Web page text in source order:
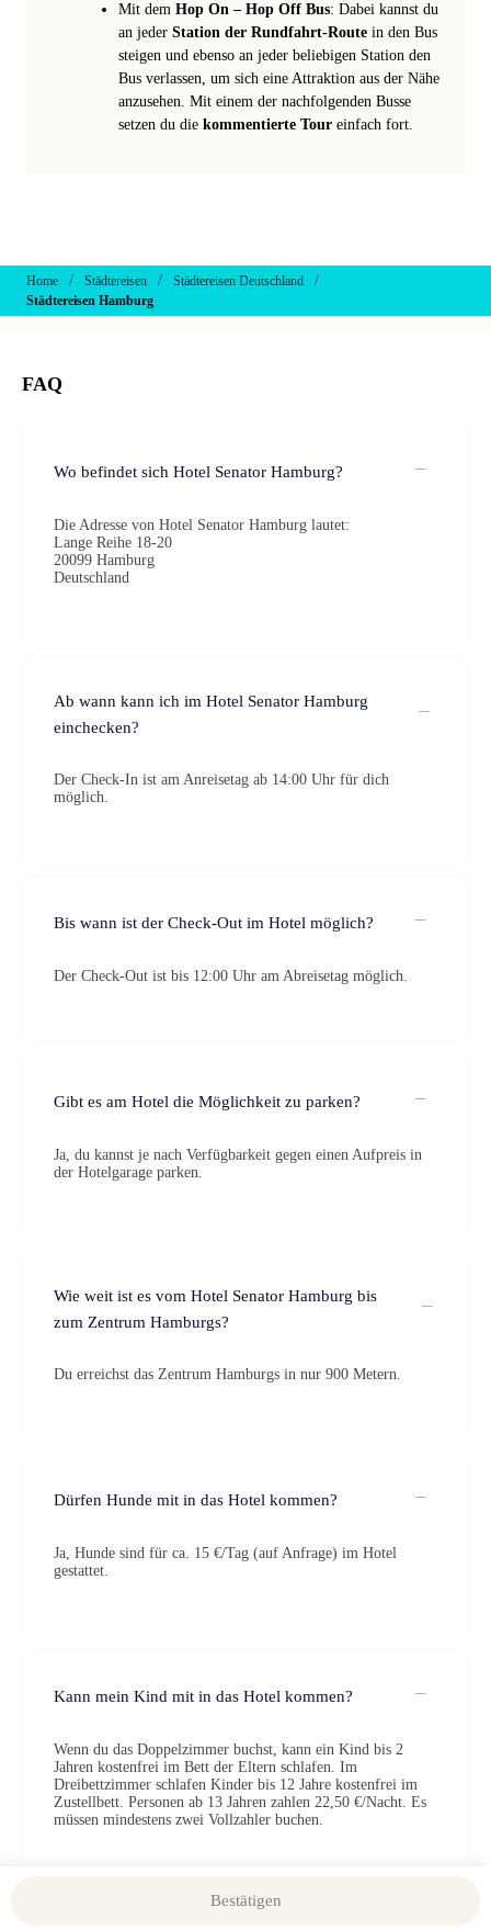
Bestätigen
Mit dem Hop On – Hop Off Bus: Dabei kannst du
an jeder Station der Rundfahrt-Route in den Bus
steigen und ebenso an jeder beliebigen Station den
Bus verlassen, um sich eine Attraktion aus der Nähe
anzusehen. Mit einem der nachfolgenden Busse
setzen du die kommentierte Tour einfach fort.
Home / Städtereisen / Städtereisen Deutschland /
Städtereisen Hamburg
FAQ
Wo befindet sich Hotel Senator Hamburg?
Die Adresse von Hotel Senator Hamburg lautet:
Lange Reihe 18-20
20099 Hamburg
Deutschland
Ab wann kann ich im Hotel Senator Hamburg
einchecken?
Der Check-In ist am Anreisetag ab 14:00 Uhr für dich
möglich.
Bis wann ist der Check-Out im Hotel möglich?
Der Check-Out ist bis 12:00 Uhr am Abreisetag möglich.
Gibt es am Hotel die Möglichkeit zu parken?
Ja, du kannst je nach Verfügbarkeit gegen einen Aufpreis in
der Hotelgarage parken.
Wie weit ist es vom Hotel Senator Hamburg bis
zum Zentrum Hamburgs?
Du erreichst das Zentrum Hamburgs in nur 900 Metern.
Dürfen Hunde mit in das Hotel kommen?
Ja, Hunde sind für ca. 15 €/Tag (auf Anfrage) im Hotel
gestattet.
Kann mein Kind mit in das Hotel kommen?
Wenn du das Doppelzimmer buchst, kann ein Kind bis 2
Jahren kostenfrei im Bett der Eltern schlafen. Im
Dreibettzimmer schlafen Kinder bis 12 Jahre kostenfrei im
Zustellbett. Personen ab 13 Jahren zahlen 22,50 €/Nacht. Es
müssen mindestens zwei Vollzahler buchen.